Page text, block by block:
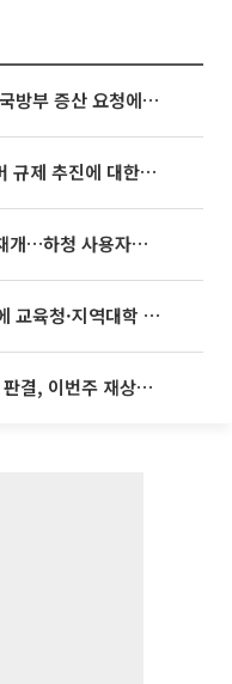
[특징주] “탄약 부족하다“ 美 국방부 증산 요청에⋯국내 방산주 급등세
[특징주] 美 중국산 광트랜시버 규제 추진에 대한광통신 등 광통신株 강세
현대차·기아, 이번 주 임단협 재개…하청 사용자성 재심도 ‘변수’
학 서·논술형 입시 연계 '착수'
최태원·노소영 '9440억 분할' 판결, 이번주 재상고 여부 주목